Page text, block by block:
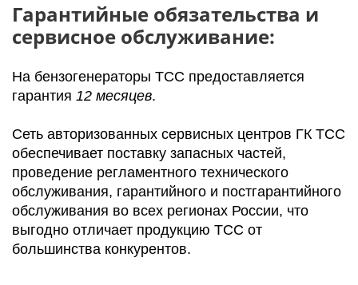
Гарантийные обязательства и
сервисное обслуживание:
На бензогенераторы ТСС предоставляется
гарантия 12 месяцев.
Cеть авторизованных сервисных центров ГК ТСС
обеспечивает поставку запасных частей,
проведение регламентного технического
обслуживания, гарантийного и постгарантийного
обслуживания во всех регионах России, что
выгодно отличает продукцию ТСС от
большинства конкурентов.